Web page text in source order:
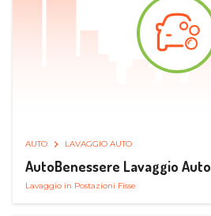
AUTO LAVAGGIO AUTO
AutoBenessere Lavaggio Auto
Lavaggio in Postazioni Fisse